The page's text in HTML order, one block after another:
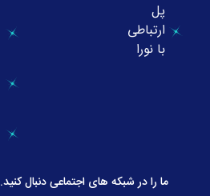
پل
ارتباطی
با نورا
ما را در شبکه های اجتماعی دنبال کنید.